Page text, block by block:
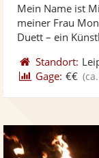
Mein Name ist
meiner Frau
Duett – ein
Standort:
Gage: €€